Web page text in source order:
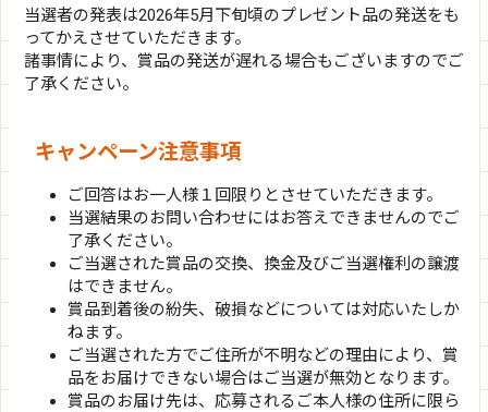
当選者の発表は2026年5月下旬頃のプレゼント品の発送をも
ってかえさせていただきます。
諸事情により、賞品の発送が遅れる場合もございますのでご
了承ください。
キャンペーン注意事項
ご回答はお一人様１回限りとさせていただきます。
当選結果のお問い合わせにはお答えできませんのでご
了承ください。
ご当選された賞品の交換、換金及びご当選権利の譲渡
はできません。
賞品到着後の紛失、破損などについては対応いたしか
ねます。
ご当選された方でご住所が不明などの理由により、賞
品をお届けできない場合はご当選が無効となります。
賞品のお届け先は、応募されるご本人様の住所に限ら